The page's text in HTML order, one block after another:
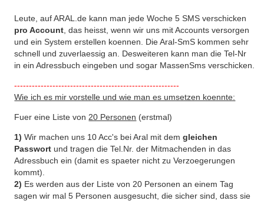
Leute, auf ARAL.de kann man jede Woche 5 SMS verschicken
pro Account , das heisst, wenn wir uns mit Accounts versorgen
und ein System erstellen koennen. Die Aral-SmS kommen sehr
schnell und zuverlaessig an. Desweiteren kann man die Tel-Nr
in ein Adressbuch eingeben und sogar MassenSms verschicken.
--------------------------------------------------------
Wie ich es mir vorstelle und wie man es umsetzen koennte:
Fuer eine Liste von 20 Personen (erstmal)
1) Wir machen uns 10 Acc's bei Aral mit demgleichen
Passwort und tragen die Tel.Nr. der Mitmachenden in das
Adressbuch ein (damit es spaeter nicht zu Verzoegerungen
kommt).
2) Es werden aus der Liste von 20 Personen an einem Tag
sagen wir mal 5 Personen ausgesucht, die sicher sind, dass sie